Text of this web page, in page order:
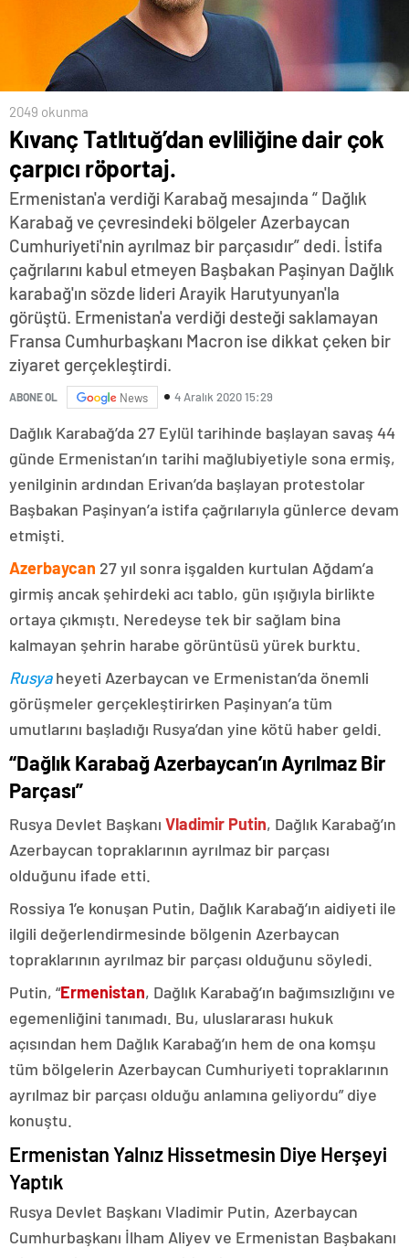
2049 okunma
Kıvanç Tatlıtuğ’dan evliliğine dair çok
çarpıcı röportaj.
Ermenistan'a verdiği Karabağ mesajında “ Dağlık
Karabağ ve çevresindeki bölgeler Azerbaycan
Cumhuriyeti'nin ayrılmaz bir parçasıdır” dedi. İstifa
çağrılarını kabul etmeyen Başbakan Paşinyan Dağlık
karabağ'ın sözde lideri Arayik Harutyunyan'la
görüştü. Ermenistan'a verdiği desteği saklamayan
Fransa Cumhurbaşkanı Macron ise dikkat çeken bir
ziyaret gerçekleştirdi.
ABONE OL News 4 Aralık 2020 15:29
Dağlık Karabağ’da 27 Eylül tarihinde başlayan savaş 44
günde Ermenistan’ın tarihi mağlubiyetiyle sona ermiş,
yenilginin ardından Erivan’da başlayan protestolar
Başbakan Paşinyan’a istifa çağrılarıyla günlerce devam
etmişti.
Azerbaycan 27 yıl sonra işgalden kurtulan Ağdam’a
girmiş ancak şehirdeki acı tablo, gün ışığıyla birlikte
ortaya çıkmıştı. Neredeyse tek bir sağlam bina
kalmayan şehrin harabe görüntüsü yürek burktu.
Rusyaheyeti Azerbaycan ve Ermenistan’da önemli
görüşmeler gerçekleştirirken Paşinyan’a tüm
umutlarını başladığı Rusya’dan yine kötü haber geldi.
“Dağlık Karabağ Azerbaycan’ın Ayrılmaz Bir
Parçası”
Rusya Devlet Başkanı Vladimir Putin, Dağlık Karabağ’ın
Azerbaycan topraklarının ayrılmaz bir parçası
olduğunu ifade etti.
Rossiya 1’e konuşan Putin, Dağlık Karabağ’ın aidiyeti ile
ilgili değerlendirmesinde bölgenin Azerbaycan
topraklarının ayrılmaz bir parçası olduğunu söyledi.
Putin, “Ermenistan, Dağlık Karabağ’ın bağımsızlığını ve
egemenliğini tanımadı. Bu, uluslararası hukuk
açısından hem Dağlık Karabağ’ın hem de ona komşu
tüm bölgelerin Azerbaycan Cumhuriyeti topraklarının
ayrılmaz bir parçası olduğu anlamına geliyordu” diye
konuştu.
Ermenistan Yalnız Hissetmesin Diye Herşeyi
Yaptık
Rusya Devlet Başkanı Vladimir Putin, Azerbaycan
Cumhurbaşkanı İlham Aliyev ve Ermenistan Başbakanı